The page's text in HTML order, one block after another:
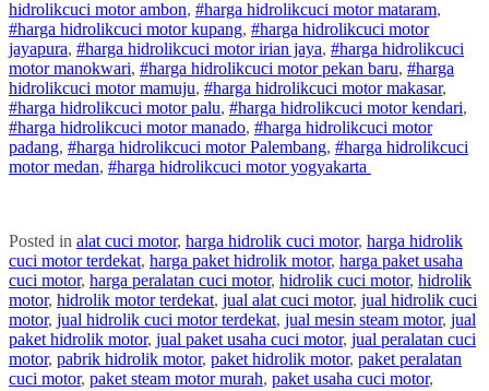
hidrolikcuci motorambon, #harga hidrolikcuci motormataram,
#harga hidrolikcuci motorkupang, #harga hidrolikcuci motor
jayapura, #harga hidrolikcuci motoririan jaya, #harga hidrolikcuci
motormanokwari, #harga hidrolikcuci motorpekan baru, #harga
hidrolikcuci motormamuju, #harga hidrolikcuci motormakasar,
#harga hidrolikcuci motorpalu, #harga hidrolikcuci motorkendari,
#harga hidrolikcuci motormanado, #harga hidrolikcuci motor
padang, #harga hidrolikcuci motorPalembang, #harga hidrolikcuci
motormedan, #harga hidrolikcuci motoryogyakarta
Posted in alat cuci motor, harga hidrolik cuci motor, harga hidrolik
cuci motor terdekat, harga paket hidrolik motor, harga paket usaha
cuci motor, harga peralatan cuci motor, hidrolik cuci motor, hidrolik
motor, hidrolik motor terdekat, jual alat cuci motor, jual hidrolik cuci
motor, jual hidrolik cuci motor terdekat, jual mesin steam motor, jual
paket hidrolik motor, jual paket usaha cuci motor, jual peralatan cuci
motor, pabrik hidrolik motor, paket hidrolik motor, paket peralatan
cuci motor, paket steam motor murah, paket usaha cuci motor,